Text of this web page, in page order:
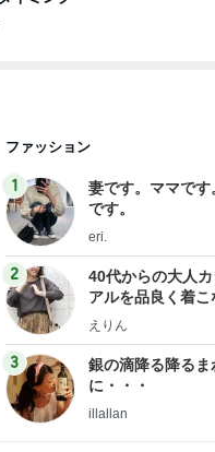
ファッション
1
妻です。ママです
です。
eri.
2
40代からの大人
アルを品良く着こ
ファッションブロ
えりん
3
銀の滴降る降るま
に・・・
illallan